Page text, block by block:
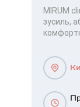
MIRUM
зусиль,